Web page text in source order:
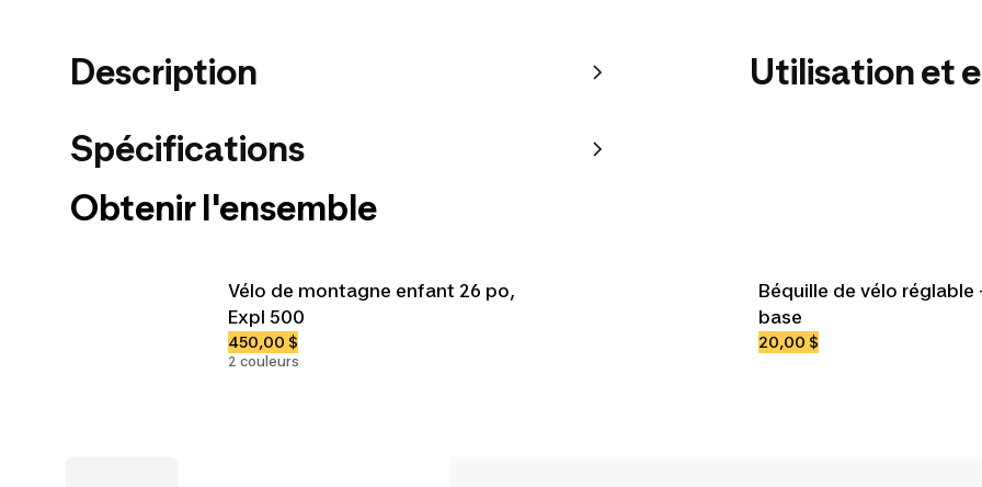
Description
Spécifications
Utilisation et
Obtenir l'ensemble
Vélo de montagne enfant 26 po,
Expl 500
450,00 $
2 couleurs
Béquille de vélo réglable
base
20,00 $